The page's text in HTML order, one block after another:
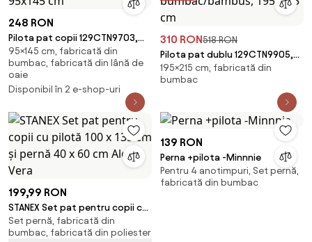
248 RON
Pilota pat copii 129CTN9703,
alb, bumbac, 95x145 cm
95×145 cm, fabricată din
bumbac, fabricată din lână de
oaie
Disponibil în 2 e-shop-uri
310 RON518 RON
Pilota pat dublu 129CTN9905,
alb, bumbac/bambus, 195x215
cm
195×215 cm, fabricată din
bumbac
199,99 RON
STANEX Set pat pentru copii cu
pilotă 100 x 135 cm şi pernă 40 x
60 cm Aloe Vera
Set pernă, fabricată din
bumbac, fabricată din poliester
139 RON
Perna +pilota -Minnnie
Pentru 4 anotimpuri, Set pernă,
fabricată din bumbac